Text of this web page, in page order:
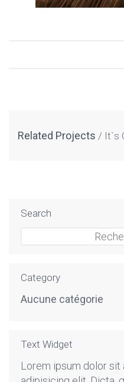
Related Projects It`s
Search
Category
Aucune catégorie
Text Widget
Lorem ipsum dolor